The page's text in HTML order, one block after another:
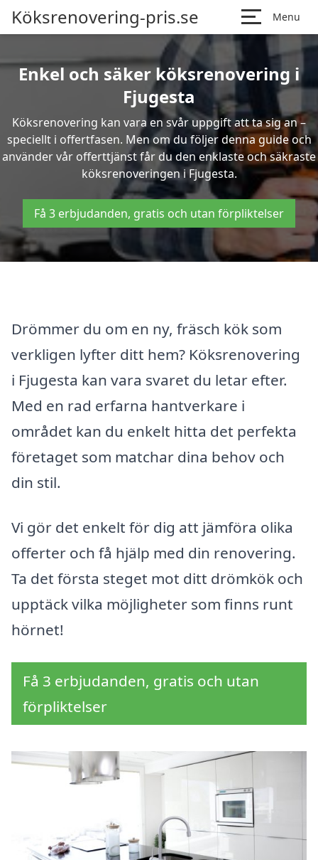
Köksrenovering-pris.se Menu
Enkel och säker köksrenovering i
Fjugesta
Köksrenovering kan vara en svår uppgift att ta sig an –
speciellt i offertfasen. Men om du följer denna guide och
använder vår offerttjänst får du den enklaste och säkraste
köksrenoveringen i Fjugesta.
Få 3 erbjudanden, gratis och utan förpliktelser
Drömmer du om en ny, fräsch kök som
verkligen lyfter ditt hem? Köksrenovering
i Fjugesta kan vara svaret du letar efter.
Med en rad erfarna hantverkare i
området kan du enkelt hitta det perfekta
företaget som matchar dina behov och
din stil.
Vi gör det enkelt för dig att jämföra olika
offerter och få hjälp med din renovering.
Ta det första steget mot ditt drömkök och
upptäck vilka möjligheter som finns runt
hörnet!
Få 3 erbjudanden, gratis och utan
förpliktelser